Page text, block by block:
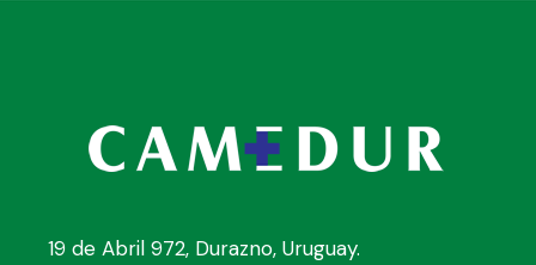
19 de Abril 972, Durazno, Uruguay.